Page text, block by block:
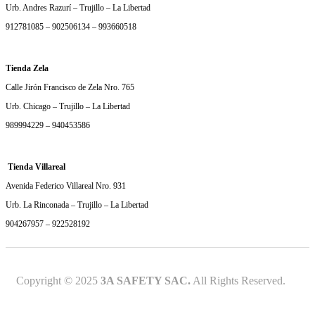
Urb. Andres Razurí – Trujillo – La Libertad
912781085 – 902506134 – 993660518
Tienda Zela
Calle Jirón Francisco de Zela Nro. 765
Urb. Chicago – Trujillo – La Libertad
989994229 – 940453586
Tienda Villareal
Avenida Federico Villareal Nro. 931
Urb. La Rinconada – Trujillo – La Libertad
904267957 – 922528192
Copyright © 2025 3A SAFETY SAC. All Rights Reserved.